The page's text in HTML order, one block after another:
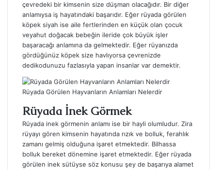
çevredeki bir kimsenin size düşman olacağıdır. Bir diğer
anlamıysa iş hayatındaki başarıdır. Eğer rüyada görülen
köpek siyah ise aile fertlerinden en küçük olan çocuk
veyahut doğacak bebeğin ileride çok büyük işler
başaracağı anlamına da gelmektedir. Eğer rüyanızda
gördüğünüz köpek size havlıyorsa çevrenizde
dedikodunuzu fazlasıyla yapan insanlar var demektir.
Rüyada Görülen Hayvanların Anlamları Nelerdir
Rüyada İnek Görmek
Rüyada inek görmenin anlamı ise bir hayli olumludur. Zira
rüyayı gören kimsenin hayatında rızık ve bolluk, ferahlık
zamanı gelmiş olduğuna işaret etmektedir. Bilhassa
bolluk bereket dönemine işaret etmektedir. Eğer rüyada
görülen inek sütüyse söz konusu şey de başarıya alamet